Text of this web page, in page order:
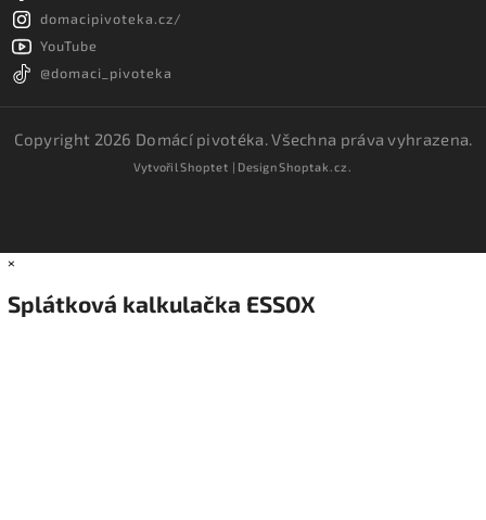
domacipivoteka.cz/
YouTube
@domaci_pivoteka
Copyright 2026 Domácí pivotéka. Všechna práva vyhrazena.
VytvořilShoptet | DesignShoptak.cz.
×
Splátková kalkulačka ESSOX